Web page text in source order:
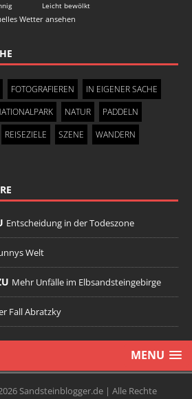
Leicht bewölkt
Wetter ansehen
FOTOGRAFIEREN
IN EIGENER SACHE
NATUR
PADDELN
REISEZIELE SZENE
WANDERN
Entscheidung in der Todeszone
Welt
Mehr Unfälle im Elbsandsteingebirge
Fall Abratzky
MENU
Sandsteinblogger.de | Alle Rechte